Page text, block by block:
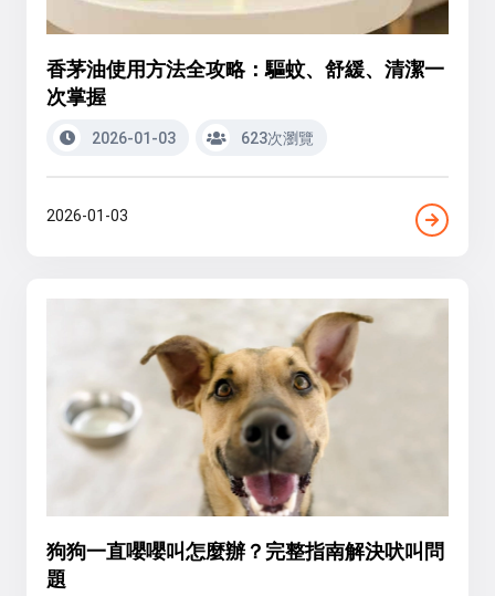
香茅油使用方法全攻略：驅蚊、舒緩、清潔一
次掌握
2026-01-03 623次瀏覽
2026-01-03
狗狗一直嚶嚶叫怎麼辦？完整指南解決吠叫問
題